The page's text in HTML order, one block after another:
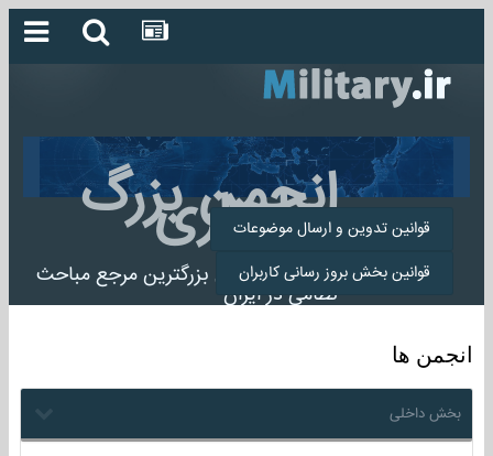
انجمن بزرگ
میلیتاری
انجمن میلیتاری بزرگترین مرجع مباحث
نظامی در ایران
قوانین تدوین و ارسال موضوعات
قوانین بخش بروز رسانی کاربران
انجمن ها
بخش داخلی